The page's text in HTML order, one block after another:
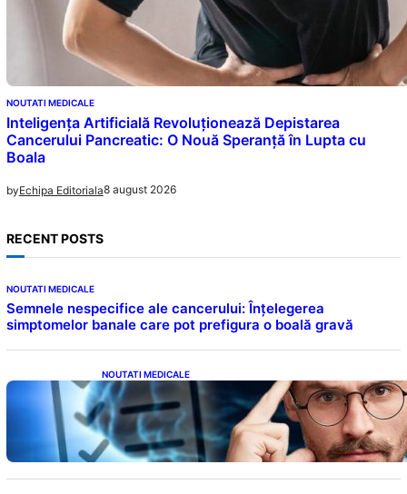
NOUTATI MEDICALE
Inteligența Artificială Revoluționează Depistarea
Cancerului Pancreatic: O Nouă Speranță în Lupta cu
Boala
byEchipa Editoriala8 august 2026
RECENT POSTS
NOUTATI MEDICALE
Semnele nespecifice ale cancerului: Înțelegerea
simptomelor banale care pot prefigura o boală gravă
NOUTATI MEDICALE
Inteligența dincolo de note: Semnele unui IQ
ridicat care nu țin de școală